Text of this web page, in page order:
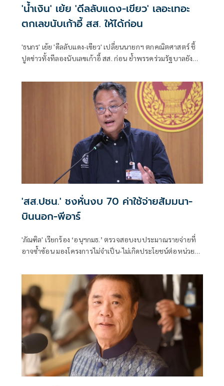
'น้ำเงิน' เย้ย 'ดีลลับแดง-เขียว' เลอะเทอะ
ตกเลขนับเก้าอี้ สส. ให้ได้ก่อน
'ธนกร' เย้ย 'ดีลลับแดง-เขียว' เปลี่ยนนายกฯ ตกคณิตศาสตร์ ชี้
ปูดข่าวทั้งทีลองนับเลขเก้าอี้ สส. ก่อน ย้ำพรรคร่วมรัฐบาลยัง
'สส.ปชน.' ชงหั่นงบ 70 ค่าใช้จ่ายสัมมนา-
บินนอก-พีอาร์
'ภัณฑิล' เรียกร้อง ‘อนุฯกมธ.’ ตรวจสอบงบประมาณรายจ่ายที่
อาจซ้ำซ้อน มองโครงการไม่จำเป็น-ไม่เกิดประโยชน์ต่อหน่วย